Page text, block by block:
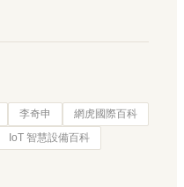
李奇申
網虎國際百科
IoT 智慧設備百科